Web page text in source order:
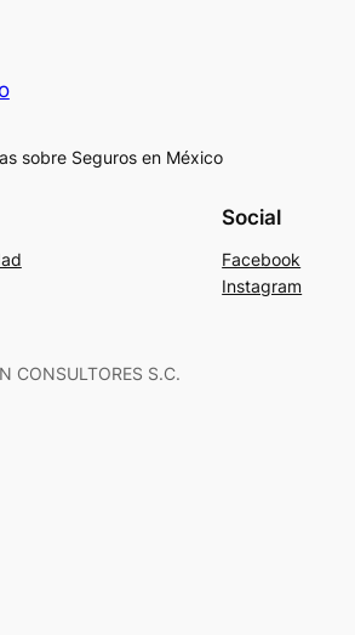
sobre Seguros en México
Social
Facebook
Instagram
CONSULTORES S.C.